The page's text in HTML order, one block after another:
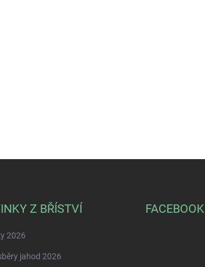
Z BŘÍSTVÍ
2026
jahod 2026
FACEBOOK